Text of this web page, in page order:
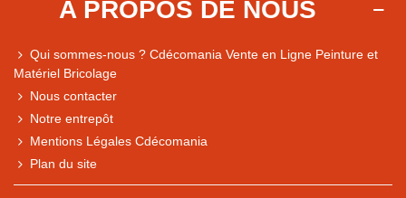
A PROPOS DE NOUS
Qui sommes-nous ? Cdécomania Vente en Ligne Peinture et
Matériel Bricolage
Nous contacter
Notre entrepôt
Mentions Légales Cdécomania
Plan du site